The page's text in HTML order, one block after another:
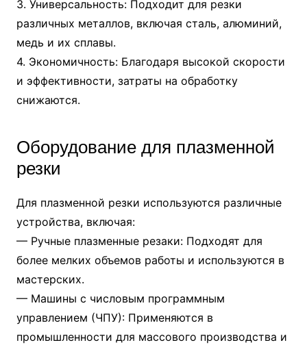
3. Универсальность: Подходит для резки
различных металлов, включая сталь, алюминий,
медь и их сплавы.
4. Экономичность: Благодаря высокой скорости
и эффективности, затраты на обработку
снижаются.
Оборудование для плазменной
резки
Для плазменной резки используются различные
устройства, включая:
— Ручные плазменные резаки: Подходят для
более мелких объемов работы и используются в
мастерских.
— Машины с числовым программным
управлением (ЧПУ): Применяются в
промышленности для массового производства и